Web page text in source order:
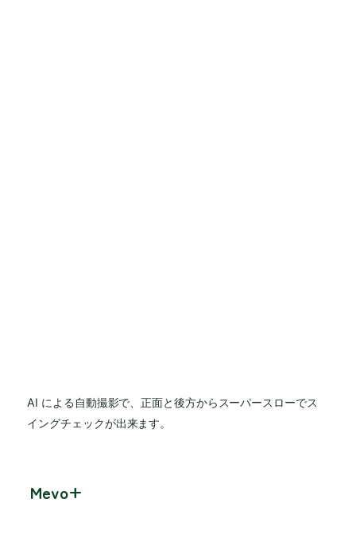
AI による自動撮影で、正面と後方からスーパースローでス
イングチェックが出来ます。
Mevo+